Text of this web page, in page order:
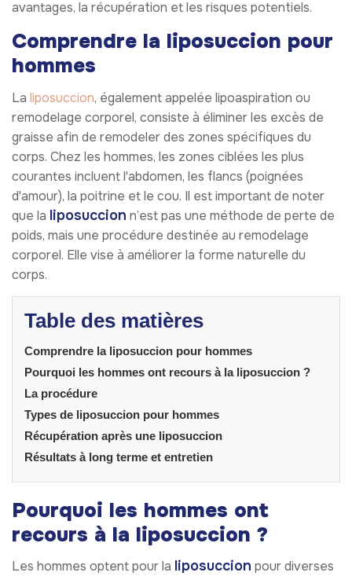
avantages, la récupération et les risques potentiels.
Comprendre la liposuccion pour
hommes
La liposuccion, également appelée lipoaspiration ou
remodelage corporel, consiste à éliminer les excès de
graisse afin de remodeler des zones spécifiques du
corps. Chez les hommes, les zones ciblées les plus
courantes incluent l'abdomen, les flancs (poignées
d'amour), la poitrine et le cou. Il est important de noter
que la liposuccion n’est pas une méthode de perte de
poids, mais une procédure destinée au remodelage
corporel. Elle vise à améliorer la forme naturelle du
corps.
Table des matières
Comprendre la liposuccion pour hommes
Pourquoi les hommes ont recours à la liposuccion ?
La procédure
Types de liposuccion pour hommes
Récupération après une liposuccion
Résultats à long terme et entretien
Pourquoi les hommes ont
recours à la liposuccion ?
Les hommes optent pour la liposuccion pour diverses